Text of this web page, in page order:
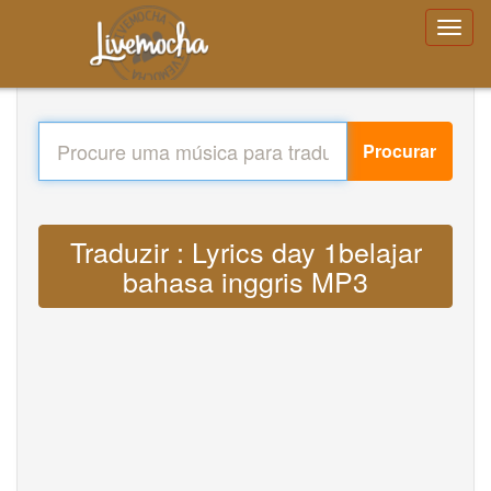
Procurar
Traduzir : Lyrics day 1belajar
bahasa inggris MP3